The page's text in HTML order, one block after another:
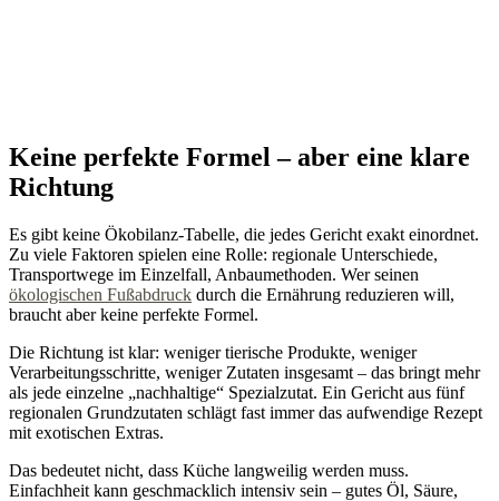
Keine perfekte Formel – aber eine klare
Richtung
Es gibt keine Ökobilanz-Tabelle, die jedes Gericht exakt einordnet.
Zu viele Faktoren spielen eine Rolle: regionale Unterschiede,
Transportwege im Einzelfall, Anbaumethoden. Wer seinen
ökologischen Fußabdruck durch die Ernährung reduzieren will,
braucht aber keine perfekte Formel.
Die Richtung ist klar: weniger tierische Produkte, weniger
Verarbeitungsschritte, weniger Zutaten insgesamt – das bringt mehr
als jede einzelne „nachhaltige“ Spezialzutat. Ein Gericht aus fünf
regionalen Grundzutaten schlägt fast immer das aufwendige Rezept
mit exotischen Extras.
Das bedeutet nicht, dass Küche langweilig werden muss.
Einfachheit kann geschmacklich intensiv sein – gutes Öl, Säure,